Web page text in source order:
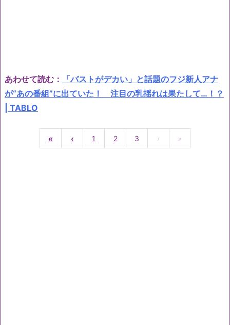
あわせて読む ：
「バストがデカい」と話題のフジ新人アナ
が“あの番組”に出ていた！ 注目の乳揺れは果たして…！？
| TABLO
« ‹ 1 2 3 › »